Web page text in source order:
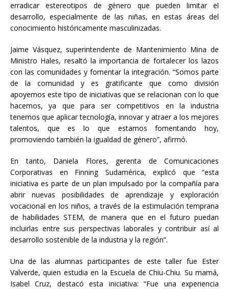
erradicar estereotipos de género que pueden limitar el
desarrollo, especialmente de las niñas, en estas áreas del
conocimiento históricamente masculinizadas.
Jaime Vásquez, superintendente de Mantenimiento Mina de
Ministro Hales, resaltó la importancia de fortalecer los lazos
con las comunidades y fomentar la integración. “Somos parte
de la comunidad y es gratificante que como división
apoyemos este tipo de iniciativas que se relacionan con lo que
hacemos, ya que para ser competitivos en la industria
tenemos que aplicar tecnología, innovar y atraer a los mejores
talentos, que es lo que estamos fomentando hoy,
promoviendo también la igualdad de género”, afirmó.
En tanto, Daniela Flores, gerenta de Comunicaciones
Corporativas en Finning Sudamérica, explicó que “esta
iniciativa es parte de un plan impulsado por la compañía para
abrir nuevas posibilidades de aprendizaje y exploración
vocacional en los niños, a través de la estimulación temprana
de habilidades STEM, de manera que en el futuro puedan
incluirlas entre sus perspectivas laborales y contribuir así al
desarrollo sostenible de la industria y la región”.
Una de las alumnas participantes de este taller fue Ester
Valverde, quien estudia en la Escuela de Chiu-Chiu. Su mamá,
Isabel Cruz, destacó esta iniciativa: “Fue una experiencia